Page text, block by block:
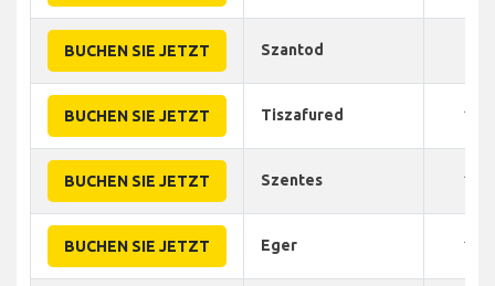
BUCHEN SIE JETZT Szantod
BUCHEN SIE JETZT Tiszafured 105
BUCHEN SIE JETZT Szentes 120
BUCHEN SIE JETZT Eger 140